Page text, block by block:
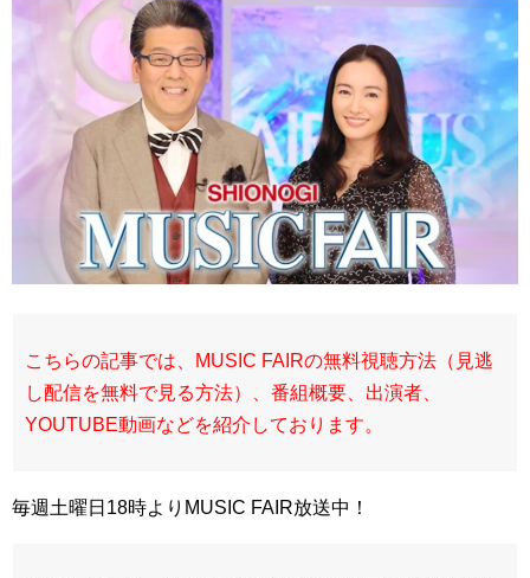
こちらの記事では、MUSIC FAIRの無料視聴方法（見逃
し配信を無料で見る方法）、番組概要、出演者、
YOUTUBE動画などを紹介しております。
毎週土曜日18時よりMUSIC FAIR放送中！